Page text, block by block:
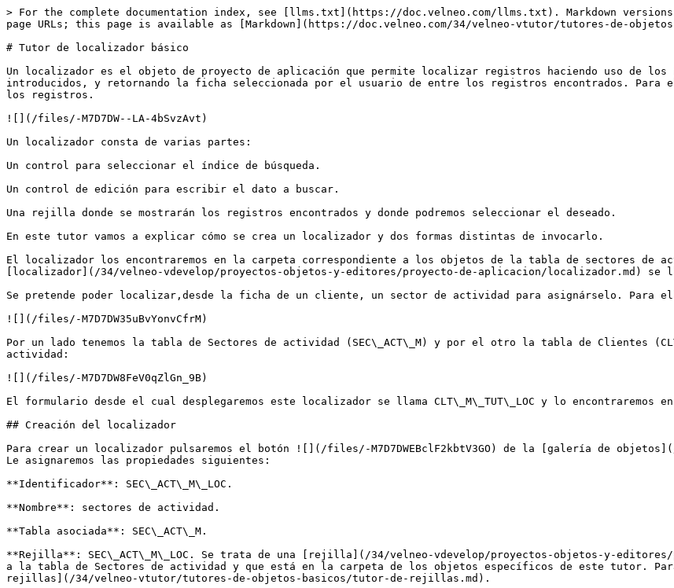
> For the complete documentation index, see [llms.txt](https://doc.velneo.com/llms.txt). Markdown
page URLs; this page is available as [Markdown](https://doc.velneo.com/34/velneo-vtutor/tutores-de-
# Tutor de localizador básico
Un localizador es el objeto de proyecto de aplicación que permite localizar registros haciendo uso de
introducidos, y retornando la ficha seleccionada por el usuario de entre los registros encontrados. Para
los registros.
![](/files/-M7D7DW--LA-4bSvzAvt)
Un localizador consta de varias partes:
Un control para seleccionar el índice de búsqueda.
Un control de edición para escribir el dato a buscar.
Una rejilla donde se mostrarán los registros encontrados y donde podremos seleccionar el deseado.
En este tutor vamos a explicar cómo se crea un localizador y dos formas distintas de invocarlo.
El localizador los encontraremos en la carpeta correspondiente a los objetos de la tabla de sectores de
[localizador](/34/velneo-vdevelop/proyectos-objetos-y-editores/proyecto-de-aplicacion/localizador.md) se
Se pretende poder localizar,desde la ficha de un cliente, un sector de actividad para asignárselo. Para
![](/files/-M7D7DW35uBvYonvCfrM)
Por un lado tenemos la tabla de Sectores de actividad (SEC\_ACT\_M) y por el otro la tabla de Clientes
actividad:
![](/files/-M7D7DW8FeV0qZlGn_9B)
El formulario desde el cual desplegaremos este localizador se llama CLT\_M\_TUT\_LOC y lo
## Creación del localizador
Para crear un localizador pulsaremos el botón ![](/files/-M7D7DWEBclF2kbtV3GO) de la [galería de
Le asignaremos las propiedades siguientes:
**Identificador**: SEC\_ACT\_M\_LOC.
**Nombre**: sectores de actividad.
**Tabla asociada**: SEC\_ACT\_M.
**Rejilla**: SEC\_ACT\_M\_LOC. Se trata de una [rejilla](/34/velneo-vdevelop/proyectos-objetos-y-
a la tabla de Sectores de actividad y que está en la carpeta de los objetos específicos de este tutor.
rejillas](/34/velneo-vtutor/tutores-de-objetos-basicos/tutor-de-rejillas.md).